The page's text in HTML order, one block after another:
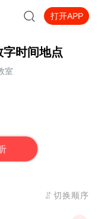
打开APP
时间地点
室
切换顺序